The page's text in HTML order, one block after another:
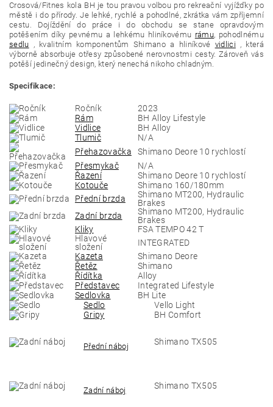
Crosová/Fitnes kola BH je tou pravou volbou pro rekreační vyjížďky po
městě i do přírody. Je lehké, rychlé a pohodlné, zkrátka vám zpříjemní
cestu. Dojíždění do práce i do obchodu se stane opravdovým
potěšením díky pevnému a lehkému hliníkovému rámu, pohodlnému
sedlu , kvalitním komponentům Shimano a hliníkové vidlici , která
výborně absorbuje otřesy způsobené nerovnostmi cesty. Zároveň vás
potěší jedinečný design, který nenechá nikoho chladným.
Specifikace:
Ročník
2023
Rám
BH Alloy Lifestyle
Vidlice
BH Alloy
Tlumič
N/A
Přehazovačka
Shimano Deore 10 rychlostí
Přesmykač
N/A
Řazení
Shimano Deore 10 rychlostí
Kotouče
Shimano 160/180mm
Přední brzda
Shimano MT200, Hydraulic
Brakes
Zadní brzda
Shimano MT200, Hydraulic
Brakes
Kliky
FSA TEMPO 42 T
Hlavové
složení
INTEGRATED
Kazeta
Shimano Deore
Řetěz
Shimano
Řídítka
Alloy
Představec
Integrated Lifestyle
Sedlovka
BH Lite
Sedlo
Vello Light
Gripy
BH Comfort
Přední náboj Shimano TX505
Zadní náboj Shimano TX505